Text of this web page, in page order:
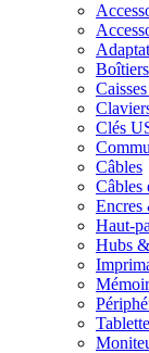
Clés
Câbles
Câbles
Encres
Haut-
Hubs